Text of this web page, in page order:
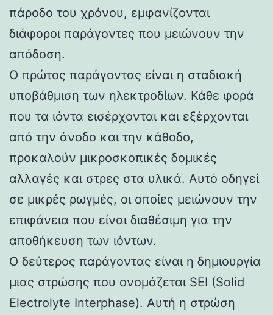
πάροδο του χρόνου, εμφανίζονται
διάφοροι παράγοντες που μειώνουν την
απόδοση.
Ο πρώτος παράγοντας είναι η σταδιακή
υποβάθμιση των ηλεκτροδίων. Κάθε φορά
που τα ιόντα εισέρχονται και εξέρχονται
από την άνοδο και την κάθοδο,
προκαλούν μικροσκοπικές δομικές
αλλαγές και στρες στα υλικά. Αυτό οδηγεί
σε μικρές ρωγμές, οι οποίες μειώνουν την
επιφάνεια που είναι διαθέσιμη για την
αποθήκευση των ιόντων.
Ο δεύτερος παράγοντας είναι η δημιουργία
μιας στρώσης που ονομάζεται SEI (Solid
Electrolyte Interphase). Αυτή η στρώση